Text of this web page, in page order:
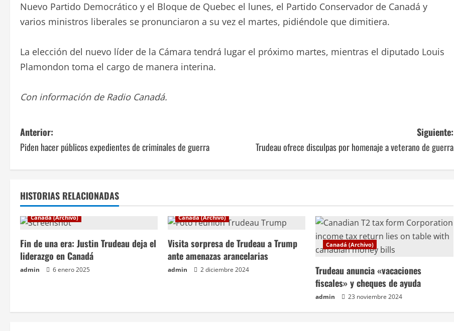
Nuevo Partido Democrático y el Bloque de Quebec el lunes, el Partido Conservador de Canadá y
varios ministros liberales se pronunciaron a su vez el martes, pidiéndole que dimitiera.
La elección del nuevo líder de la Cámara tendrá lugar el próximo martes, mientras el diputado Louis
Plamondon toma el cargo de manera interina.
Con información de Radio Canadá.
N
a
v
e
g
a
c
Anterior:
Piden hacer públicos expedientes de criminales de guerra
Siguiente:
Trudeau ofrece disculpas por homenaje a veterano de guerra
HISTORIAS RELACIONADAS
Canadá (Archivo)
Fin de una era: Justin Trudeau deja el
liderazgo en Canadá
admin 6 enero 2025
Canadá (Archivo)
Visita sorpresa de Trudeau a Trump
ante amenazas arancelarias
admin 2 diciembre 2024
Canadá (Archivo)
Trudeau anuncia «vacaciones
fiscales» y cheques de ayuda
admin 23 noviembre 2024